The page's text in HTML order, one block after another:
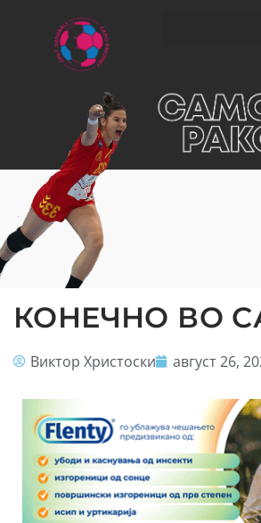
КОНЕЧНО ВО
Виктор Христоски август 26,